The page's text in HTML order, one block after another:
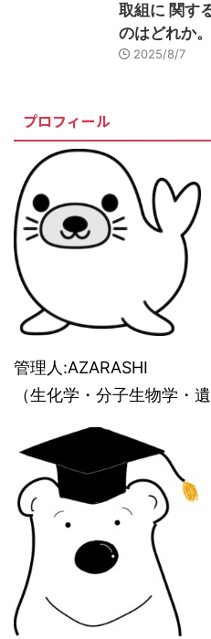
取組に 関す
のはどれか。
2025/8/7
プロフィール
管理人:AZARASHI
（生化学・分子生物学・